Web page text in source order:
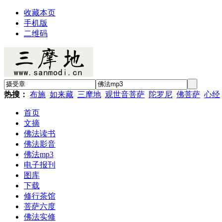
收藏本页
手机版
二维码
热搜： 布施 如来藏 三摩地 观世音菩萨 陀罗尼 佛菩萨 心经
首页
文摘
佛法读书
佛法影音
佛法mp3
电子报刊
图库
下载
修行茶馆
菩萨六度
佛法实修